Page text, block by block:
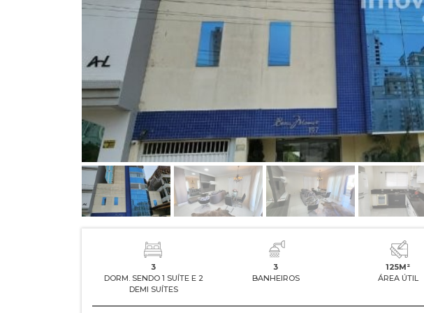
3
DORM. SENDO 1 SUÍTE E 2
DEMI SUÍTES
3
BANHEIROS
125M²
ÁREA ÚTIL